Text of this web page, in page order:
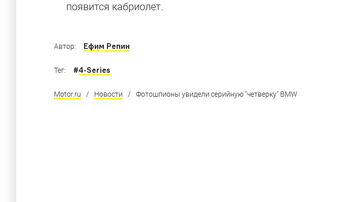
появится кабриолет.
Автор: Ефим Репин
Тег: #4-Series
Motor.ru / Новости / Фотошпионы увидели серийную "четверку" BMW